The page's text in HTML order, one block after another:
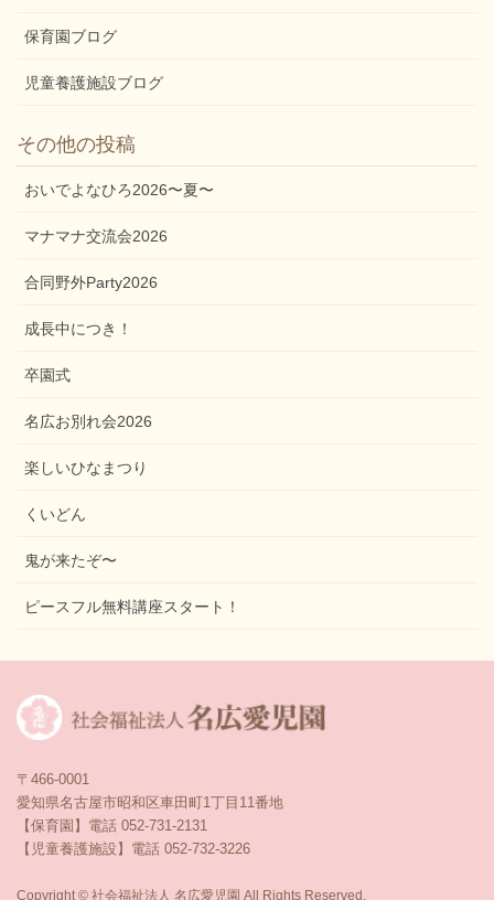
保育園ブログ
児童養護施設ブログ
その他の投稿
おいでよなひろ2026〜夏〜
マナマナ交流会2026
合同野外Party2026
成長中につき！
卒園式
名広お別れ会2026
楽しいひなまつり
くいどん
鬼が来たぞ〜
ピースフル無料講座スタート！
〒466-0001
愛知県名古屋市昭和区車田町1丁目11番地
【保育園】電話 052-731-2131
【児童養護施設】電話 052-732-3226
Copyright © 社会福祉法人 名広愛児園 All Rights Reserved.